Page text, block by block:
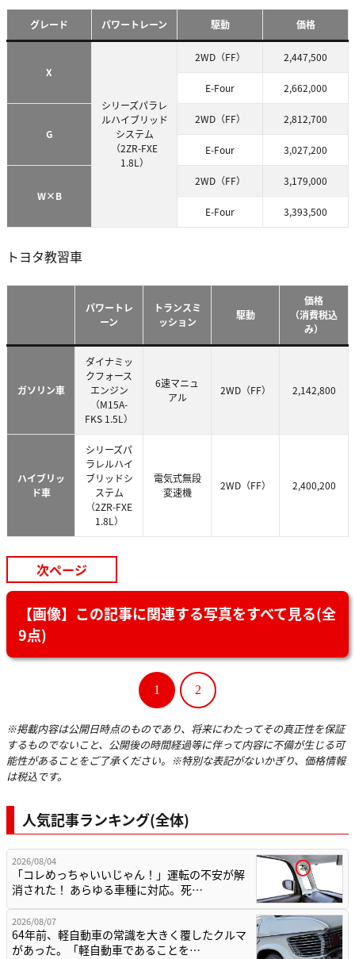
グレード パワートレーン 駆動 価格
X
シリーズパラレ
ルハイブリッド
システム
（2ZR-FXE
1.8L）
2WD（FF） 2,447,500
E-Four 2,662,000
G
2WD（FF） 2,812,700
E-Four 3,027,200
W×B
2WD（FF） 3,179,000
E-Four 3,393,500
トヨタ教習車
パワートレ
ーン
トランスミ
ッション
駆動
価格
（消費税込
み）
ガソリン車
ダイナミッ
クフォース
エンジン
（M15A-
FKS 1.5L）
6速マニュ
アル
2WD（FF） 2,142,800
ハイブリッ
ド車
シリーズパ
ラレルハイ
ブリッドシ
ステム
（2ZR-FXE
1.8L）
電気式無段
変速機
2WD（FF） 2,400,200
次ページ
【画像】この記事に関連する写真をすべて見る(全
9点)
1 2
※掲載内容は公開日時点のものであり、将来にわたってその真正性を保証
するものでないこと、公開後の時間経過等に伴って内容に不備が生じる可
能性があることをご了承ください。※特別な表記がないかぎり、価格情報
は税込です。
人気記事ランキング(全体)
2026/08/04
「コレめっちゃいいじゃん！」運転の不安が解
消された！ あらゆる車種に対応。死…
2026/08/07
64年前、軽自動車の常識を大きく覆したクルマ
があった。「軽自動車であることを…